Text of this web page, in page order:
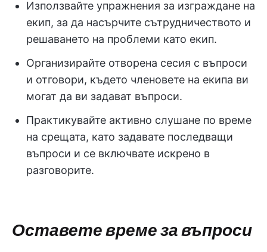
Използвайте упражнения за изграждане на
екип, за да насърчите сътрудничеството и
решаването на проблеми като екип.
Организирайте отворена сесия с въпроси
и отговори, където членовете на екипа ви
могат да ви задават въпроси.
Практикувайте активно слушане по време
на срещата, като задавате последващи
въпроси и се включвате искрено в
разговорите.
Оставете време за въпроси